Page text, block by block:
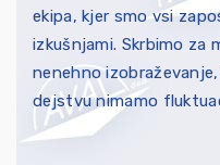
ekipa, kjer smo vsi
izkušnjami. Skrbimo za
nenehno
dejstvu nimamo